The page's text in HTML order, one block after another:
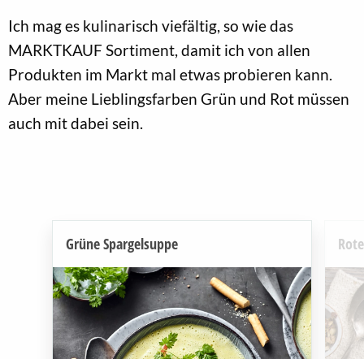
Ich mag es kulinarisch viefältig, so wie das
MARKTKAUF Sortiment, damit ich von allen
Produkten im Markt mal etwas probieren kann.
Aber meine Lieblingsfarben Grün und Rot müssen
auch mit dabei sein.
Grüne Spargelsuppe